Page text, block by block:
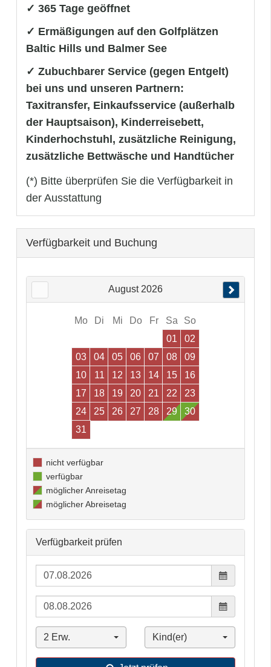
✓ 365 Tage geöffnet
✓ Ermäßigungen auf den Golfplätzen
Baltic Hills und Balmer See
✓ Zubuchbarer Service (gegen Entgelt)
bei uns und unseren Partnern:
Taxitransfer, Einkaufsservice (außerhalb
der Hauptsaison), Kinderreisebett,
Kinderhochstuhl, zusätzliche Reinigung,
zusätzliche Bettwäsche und Handtücher
(*) Bitte überprüfen Sie die Verfügbarkeit in
der Ausstattung
Verfügbarkeit und Buchung